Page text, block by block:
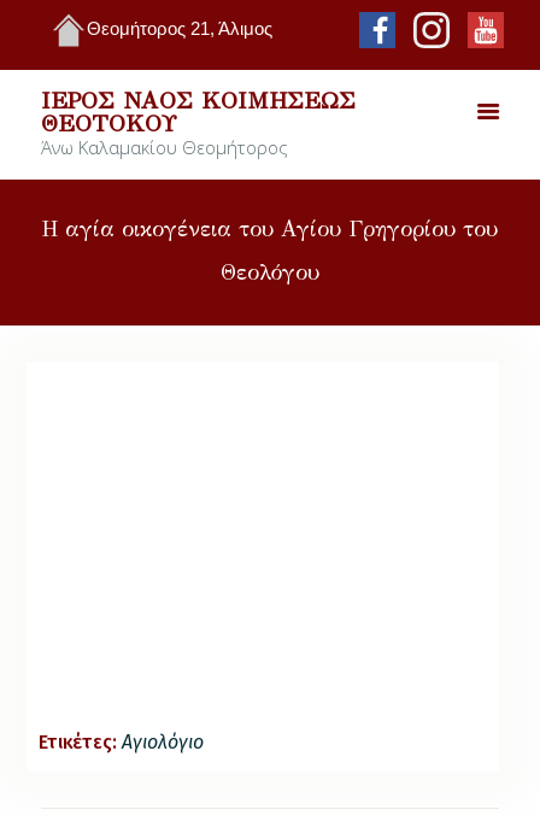
Θεομήτορος 21, Άλιμος
ΙΕΡΌΣ ΝΑΌΣ ΚΟΙΜΉΣΕΩΣ
ΘΕΟΤΌΚΟΥ
Άνω Καλαμακίου Θεομήτορος
Η αγία οικογένεια του Αγίου Γρηγορίου του
Θεολόγου
Ετικέτες: Αγιολόγιο